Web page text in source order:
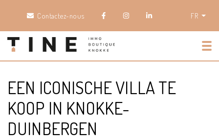
Contactez-nous FR
EEN ICONISCHE VILLA TE
KOOP IN KNOKKE-
DUINBERGEN